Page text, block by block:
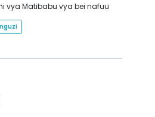
vya Matibabu vya bei nafuu